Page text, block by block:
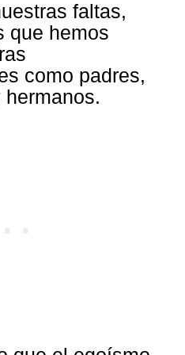
faltas,
que hemos
como padres,